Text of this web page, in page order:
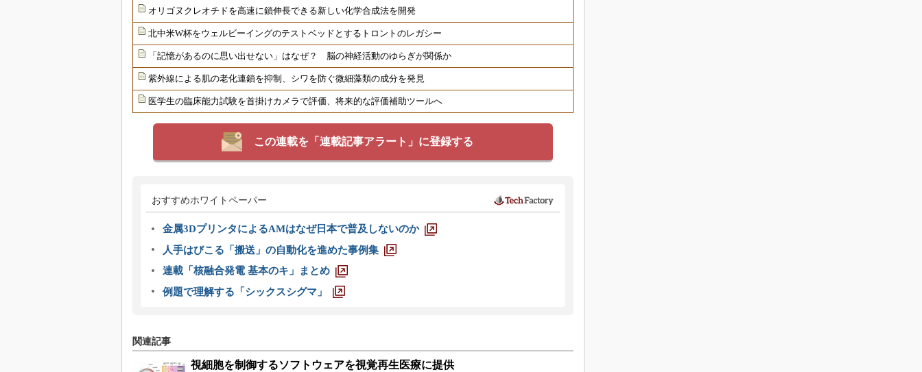
オリゴヌクレオチドを高速に鎖伸長できる新しい化学合成法を開発
北中米W杯をウェルビーイングのテストベッドとするトロントのレガシー
「記憶があるのに思い出せない」はなぜ？ 脳の神経活動のゆらぎが関係か
紫外線による肌の老化連鎖を抑制、シワを防ぐ微細藻類の成分を発見
医学生の臨床能力試験を首掛けカメラで評価、将来的な評価補助ツールへ
この連載を「連載記事アラート」に登録する
おすすめホワイトペーパー
金属3DプリンタによるAMはなぜ日本で普及しないのか
人手はびこる「搬送」の自動化を進めた事例集
連載「核融合発電 基本のキ」まとめ
例題で理解する「シックスシグマ」
関連記事
視細胞を制御するソフトウェアを視覚再生医療に提供